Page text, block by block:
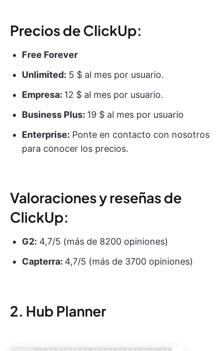
Precios de ClickUp:
Free Forever
Unlimited: 5 $ al mes por usuario.
Empresa: 12 $ al mes por usuario.
Business Plus: 19 $ al mes por usuario
Enterprise: Ponte en contacto con nosotros
para conocer los precios.
Valoraciones y reseñas de
ClickUp:
G2: 4,7/5 (más de 8200 opiniones)
Capterra: 4,7/5 (más de 3700 opiniones)
2. Hub Planner